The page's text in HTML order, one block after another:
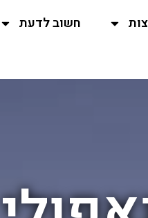
חשוב לדעת